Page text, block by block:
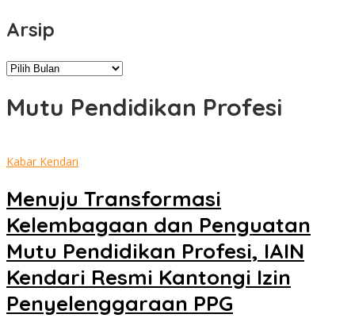
Arsip
Arsip
Mutu Pendidikan Profesi
Kabar Kendari
Menuju Transformasi
Kelembagaan dan Penguatan
Mutu Pendidikan Profesi, IAIN
Kendari Resmi Kantongi Izin
Penyelenggaraan PPG